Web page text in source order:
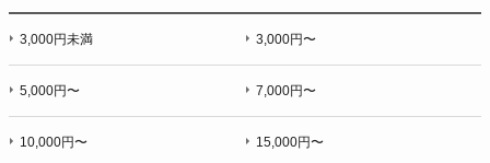
3,000円未満 3,000円〜
5,000円〜 7,000円〜
10,000円〜 15,000円〜